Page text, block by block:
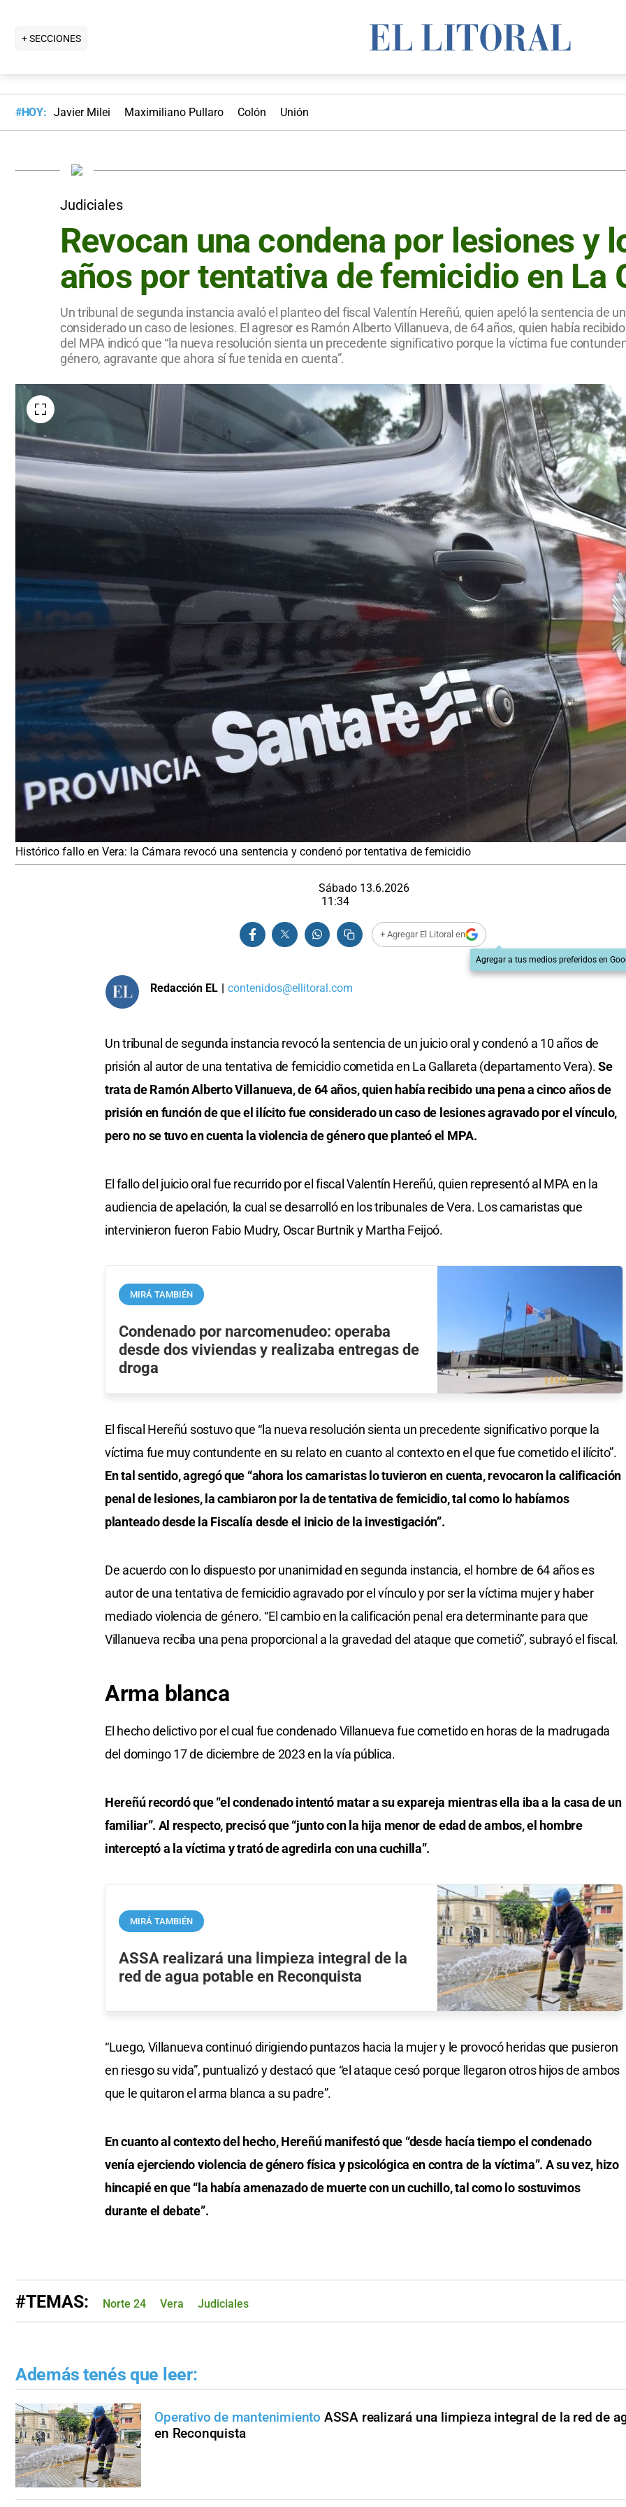
+ SECCIONES
#HOY: Javier Milei Maximiliano Pullaro Colón Unión
Judiciales
Revocan una condena por lesiones y
años por tentativa de femicidio en La
Un tribunal de segunda instancia avaló el planteo del fiscal Valentín Hereñú, quien apeló la sentencia de
considerado un caso de lesiones. El agresor es Ramón Alberto Villanueva, de 64 años, quien había
del MPA indicó que “la nueva resolución sienta un precedente significativo porque la víctima fue
género, agravante que ahora sí fue tenida en cuenta”.
Histórico fallo en Vera: la Cámara revocó una sentencia y condenó por tentativa de femicidio
Sábado 13.6.2026
11:34
+ Agregar El Litoral en
Agregar a tus medios preferidos en
Redacción EL | contenidos@ellitoral.com
Un tribunal de segunda instancia revocó la sentencia de un juicio oral y condenó a 10 años de
prisión al autor de una tentativa de femicidio cometida en La Gallareta (departamento Vera).Se
trata de Ramón Alberto Villanueva, de 64 años, quien había recibido una pena a cinco años de
prisión en función de que el ilícito fue considerado un caso de lesiones agravado por el vínculo,
pero no se tuvo en cuenta la violencia de género que planteó el MPA.
El fallo del juicio oral fue recurrido por el fiscal Valentín Hereñú, quien representó al MPA en la
audiencia de apelación, la cual se desarrolló en los tribunales de Vera. Los camaristas que
intervinieron fueron Fabio Mudry, Oscar Burtnik y Martha Feijoó.
MIRÁ TAMBIÉN
Condenado por narcomenudeo: operaba
desde dos viviendas y realizaba entregas de
droga
El fiscal Hereñú sostuvo que “la nueva resolución sienta un precedente significativo porque la
víctima fue muy contundente en su relato en cuanto al contexto en el que fue cometido el ilícito”.
En tal sentido, agregó que “ahora los camaristas lo tuvieron en cuenta, revocaron la calificación
penal de lesiones, la cambiaron por la de tentativa de femicidio, tal como lo habíamos
planteado desde la Fiscalía desde el inicio de la investigación”.
De acuerdo con lo dispuesto por unanimidad en segunda instancia, el hombre de 64 años es
autor de una tentativa de femicidio agravado por el vínculo y por ser la víctima mujer y haber
mediado violencia de género. “El cambio en la calificación penal era determinante para que
Villanueva reciba una pena proporcional a la gravedad del ataque que cometió”, subrayó el fiscal.
Arma blanca
El hecho delictivo por el cual fue condenado Villanueva fue cometido en horas de la madrugada
del domingo 17 de diciembre de 2023 en la vía pública.
Hereñú recordó que “el condenado intentó matar a su expareja mientras ella iba a la casa de un
familiar”. Al respecto, precisó que “junto con la hija menor de edad de ambos, el hombre
interceptó a la víctima y trató de agredirla con una cuchilla”.
MIRÁ TAMBIÉN
ASSA realizará una limpieza integral de la
red de agua potable en Reconquista
“Luego, Villanueva continuó dirigiendo puntazos hacia la mujer y le provocó heridas que pusieron
en riesgo su vida”, puntualizó y destacó que “el ataque cesó porque llegaron otros hijos de ambos
que le quitaron el arma blanca a su padre”.
En cuanto al contexto del hecho, Hereñú manifestó que “desde hacía tiempo el condenado
venía ejerciendo violencia de género física y psicológica en contra de la víctima”. A su vez, hizo
hincapié en que “la había amenazado de muerte con un cuchillo, tal como lo sostuvimos
durante el debate”.
#TEMAS: Norte 24 Vera Judiciales
Además tenés que leer:
Operativo de mantenimiento ASSA realizará una limpieza integral de la red de
en Reconquista